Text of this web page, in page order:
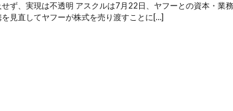
ず、実現は不透明 アスクルは7月22日、ヤフーとの資本・業
見直してヤフーが株式を売り渡すことに[…]